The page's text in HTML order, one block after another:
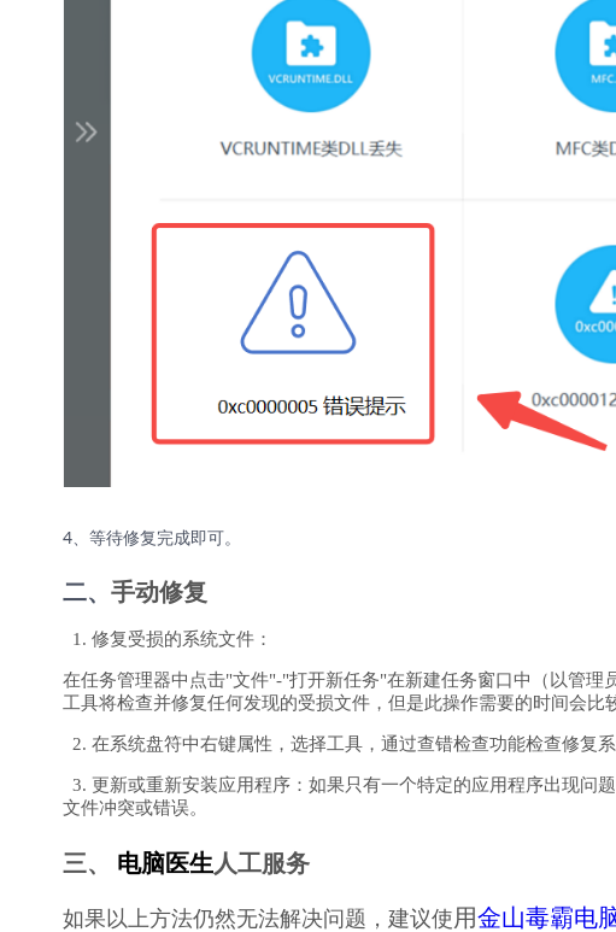
4、等待修复完成即可。
二、 手动修复
1. 修复受损的系统文件：
在任务管理器中点击"文件"-"打开新任务"在新建任务窗口中（以管理
工具将检查并修复任何发现的受损文件，但是此操作需要的时间会比
2. 在系统盘符中右键属性，选择工具，通过查错检查功能检查修复系
3. 更新或重新安装应用程序：如果只有一个特定的应用程序出现问
文件冲突或错误。
三、 电脑医生 人工服务
如果以上方法仍然无法解决问题，建议使用金山毒霸电